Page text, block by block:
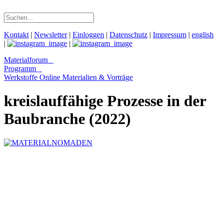
Kontakt | Newsletter| Einloggen | Datenschutz | Impressum | english
|
|
Materialforum
Programm
Werkstoffe Online Materialien & Vorträge
kreislauffähige Prozesse in der
Baubranche (2022)